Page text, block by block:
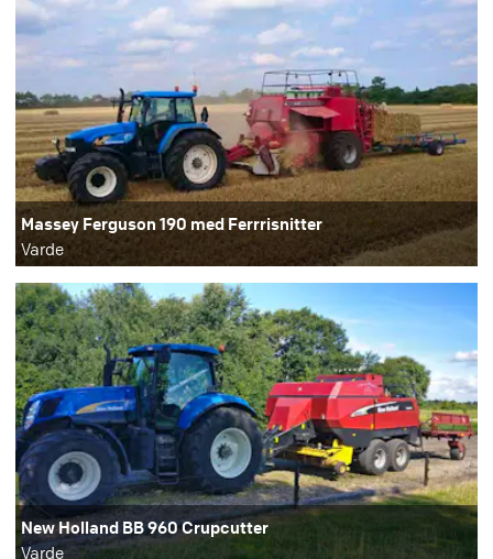
Massey Ferguson 190 med Ferrrisnitter
Varde
New Holland BB 960 Crupcutter
Varde